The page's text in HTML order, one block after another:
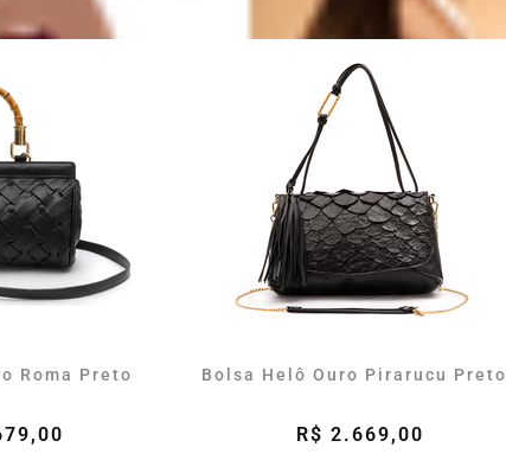
Roma Preto Bolsa Helô Ouro Pirarucu Preto
R$ 2.669,00